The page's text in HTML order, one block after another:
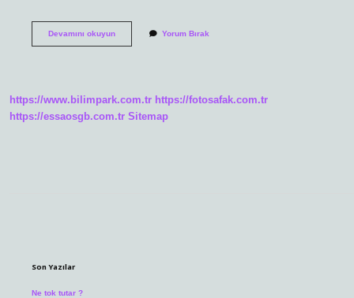
Devamını okuyunSanat
Yorum Bırak
https://www.bilimpark.com.tr https://fotosafak.com.tr
https://essaosgb.com.tr Sitemap
Son Yazılar
Ne tok tutar ?